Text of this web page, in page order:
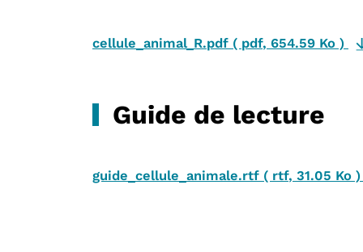
cellule_animal_R.pdf ( pdf, 654.59 Ko )
Guide de lecture
guide_cellule_animale.rtf ( rtf, 31.05 Ko